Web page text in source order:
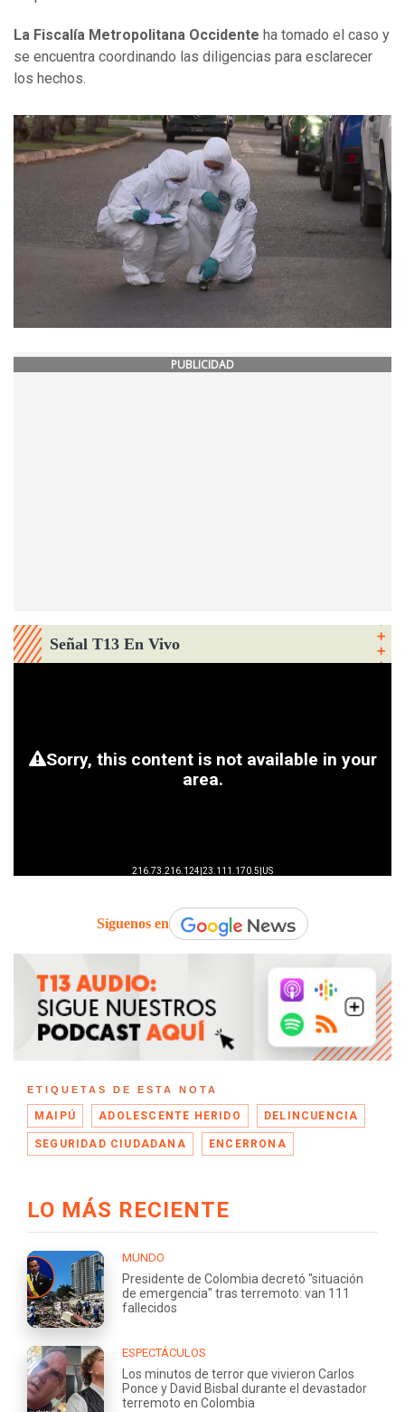
La Fiscalía Metropolitana Occidente ha tomado el caso y
se encuentra coordinando las diligencias para esclarecer
los hechos.
PUBLICIDAD
Señal T13 En Vivo
Síguenos en
ETIQUETAS DE ESTA NOTA
MAIPÚ ADOLESCENTE HERIDO DELINCUENCIA
SEGURIDAD CIUDADANA ENCERRONA
LO MÁS RECIENTE
MUNDO
Presidente de Colombia decretó "situación
de emergencia" tras terremoto: van 111
fallecidos
ESPECTÁCULOS
Los minutos de terror que vivieron Carlos
Ponce y David Bisbal durante el devastador
terremoto en Colombia